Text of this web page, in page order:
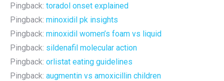
Pingback: toradol onset explained
Pingback: minoxidil pk insights
Pingback: minoxidil women’s foam vs liquid
Pingback: sildenafil molecular action
Pingback: orlistat eating guidelines
Pingback: augmentin vs amoxicillin children